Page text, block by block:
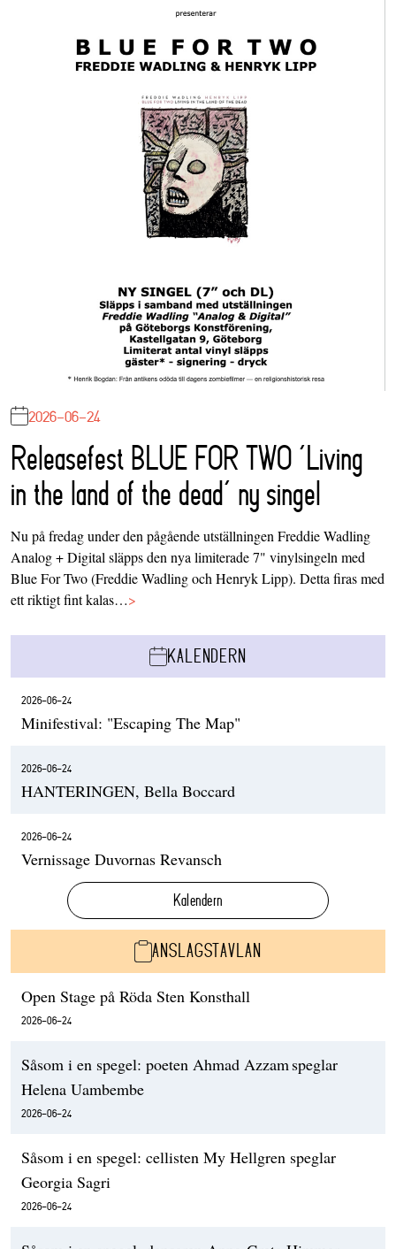
2026-06-24
Releasefest BLUE FOR TWO ‘Living
in the land of the dead’ ny singel
Nu på fredag under den pågående utställningen Freddie Wadling
Analog + Digital släpps den nya limiterade 7" vinylsingeln med
Blue For Two (Freddie Wadling och Henryk Lipp). Detta firas med
ett riktigt fint kalas…>
KALENDERN
2026-06-24
Minifestival: "Escaping The Map"
2026-06-24
HANTERINGEN, Bella Boccard
2026-06-24
Vernissage Duvornas Revansch
Kalendern
ANSLAGSTAVLAN
Open Stage på Röda Sten Konsthall
2026-06-24
Såsom i en spegel: poeten Ahmad Azzam speglar
Helena Uambembe
2026-06-24
Såsom i en spegel: cellisten My Hellgren speglar
Georgia Sagri
2026-06-24